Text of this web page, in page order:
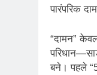
पारंपरिक
“दामन”
बने। पहले